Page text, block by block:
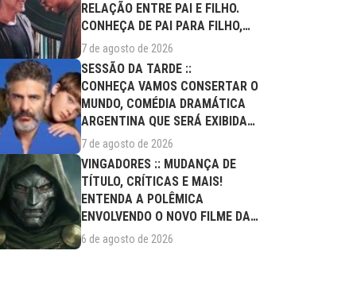
RELAÇÃO ENTRE PAI E FILHO.
CONHEÇA DE PAI PARA FILHO,
FILME DESTE...
7 de agosto de 2026
SESSÃO DA TARDE ::
CONHEÇA VAMOS CONSERTAR O
MUNDO, COMÉDIA DRAMÁTICA
ARGENTINA QUE SERÁ EXIBIDA
NESTA SEXTA (07/08)
7 de agosto de 2026
VINGADORES :: MUDANÇA DE
TÍTULO, CRÍTICAS E MAIS!
ENTENDA A POLÊMICA
ENVOLVENDO O NOVO FILME DA
MARVEL
6 de agosto de 2026